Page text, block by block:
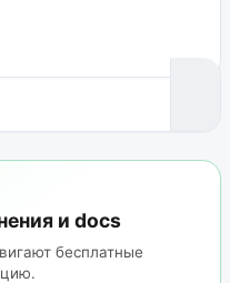
и docs
бесплатные